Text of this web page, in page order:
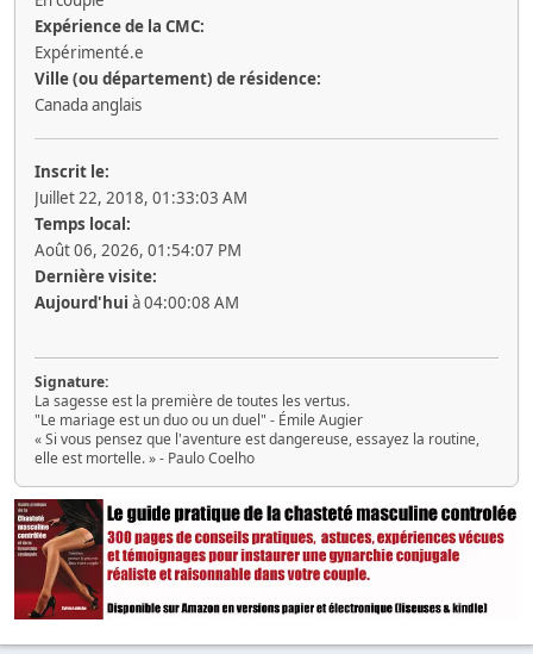
Expérience de la CMC:
Expérimenté.e
Ville (ou département) de résidence:
Canada anglais
Inscrit le:
Juillet 22, 2018, 01:33:03 AM
Temps local:
Août 06, 2026, 01:54:07 PM
Dernière visite:
Aujourd'hui à 04:00:08 AM
Signature:
La sagesse est la première de toutes les vertus.
"Le mariage est un duo ou un duel" - Émile Augier
« Si vous pensez que l'aventure est dangereuse, essayez la routine,
elle est mortelle. » - Paulo Coelho